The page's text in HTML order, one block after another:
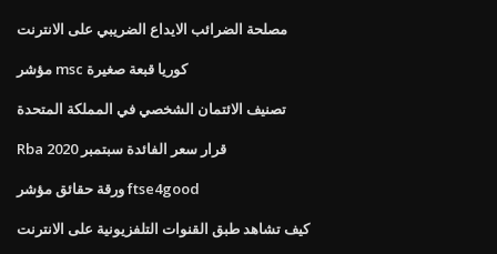
مصلحة الضرائب الايداع الضريبي على الانترنت
مؤشر msc كوريا قبعة صغيرة
تصنيف الائتمان الشخصي في المملكة المتحدة
Rba قرار سعر الفائدة سبتمبر 2020
ورقة حقائق مؤشر ftse4good
كيف تشاهد طبق القنوات التلفزيونية على الانترنت